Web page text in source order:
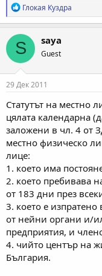
Р
е
а
к
ц
и
и
:
Глокая Куздра
S saya
Guest
29 Дек 2011
Статутът на местно
цялата календарна
заложени в чл. 4 от
местно физическо
лице:
1. което има
2. което пребивава
от 183 дни през
3. което е
от нейни органи и/
предприятия, и
4. чийто център на
България.